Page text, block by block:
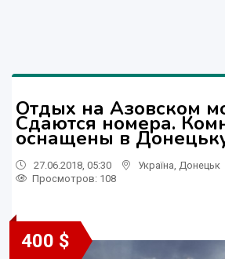
Отдых на Азовском
Сдаются номера.
оснащены в
27.06.2018, 05:30 Україна Донецьк
Просмотров: 108
400 $